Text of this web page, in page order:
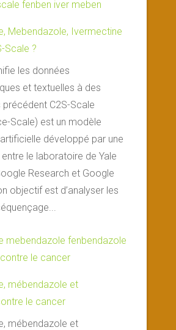
Mebendazole, Ivermectine
Scale ?
les données
et textuelles à des
précédent C2S-Scale
Scale) est un modèle
artificielle développé par une
le laboratoire de Yale
Research et Google
objectif est d’analyser les
mébendazole et
le cancer
mébendazole et